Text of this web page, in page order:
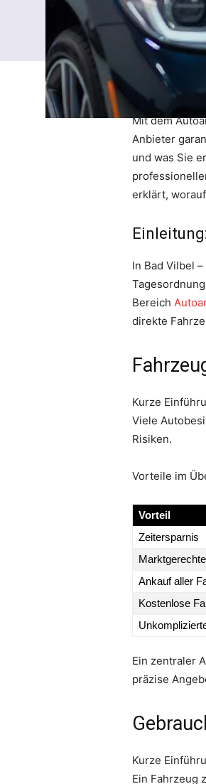
Mit dem
Anbieter
und was Sie
erklärt,
In Bad Vilbel
Bereich
direkte
Kurze
Viele
Risiken.
Vorteile im
Vorteil
Zeitersparnis
Ankauf aller
Kostenlose
Ein zentraler
präzise
Kurze
Ein Fahrzeug